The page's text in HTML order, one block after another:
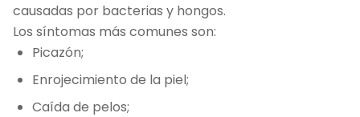
causadas por bacterias y hongos.
Los síntomas más comunes son:
Picazón;
Enrojecimiento de la piel;
Caída de pelos;